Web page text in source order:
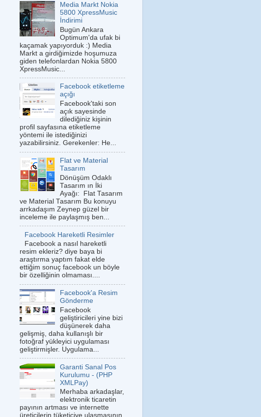
Media Markt Nokia
5800 XpressMusic
İndirimi
Bugün Ankara
Optimum'da ufak bi
kaçamak yapıyorduk :) Media
Markt a girdiğimizde hoşumuza
giden telefonlardan Nokia 5800
XpressMusic...
Facebook etiketleme
açığı
Facebook'taki son
açık sayesinde
dilediğiniz kişinin
profil sayfasına etiketleme
yöntemi ile istediğinizi
yazabilirsiniz. Gerekenler: He...
Flat ve Material
Tasarım
Dönüşüm Odaklı
Tasarım ın İki
Ayağı: Flat Tasarım
ve Material Tasarım Bu konuyu
arrkadaşım Zeynep güzel bir
inceleme ile paylaşmış ben...
Facebook Hareketli Resimler
Facebook a nasıl hareketli
resim ekleriz? diye baya bi
araştırma yaptım fakat elde
ettiğim sonuç facebook un böyle
bir özelliğinin olmaması....
Facebook'a Resim
Gönderme
Facebook
geliştiricileri yine bizi
düşünerek daha
gelişmiş, daha kullanışlı bir
fotoğraf yükleyici uygulaması
geliştirmişler. Uygulama...
Garanti Sanal Pos
Kurulumu - (PHP
XMLPay)
Merhaba arkadaşlar,
elektronik ticaretin
payının artması ve internette
üreticilerin tüketiciye ulaşmasının